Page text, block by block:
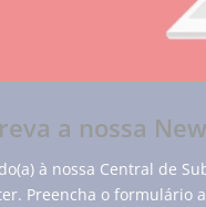
a nossa
à nossa Central de
Preencha o formulário